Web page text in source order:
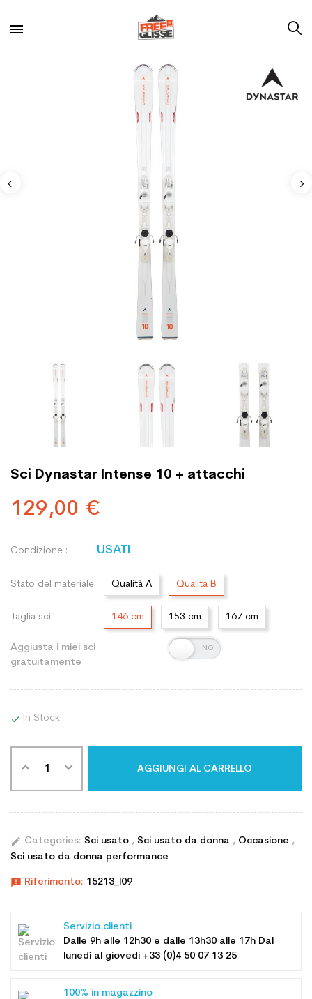
Sci Dynastar Intense 10 + attacchi
129,00 €
Condizione : USATI
Stato del materiale: Qualità A Qualità B
Taglia sci: 146 cm 153 cm 167 cm
Aggiusta i miei sci
gratuitamente
 In Stock
AGGIUNGI AL CARRELLO
edit Categories: Sci usato , Sci usato da donna , Occasione ,
Sci usato da donna performance
announcement Riferimento: 15213_l09
Servizio clienti
Dalle 9h alle 12h30 e dalle 13h30 alle 17h Dal
lunedì al giovedi +33 (0)4 50 07 13 25
100% in magazzino